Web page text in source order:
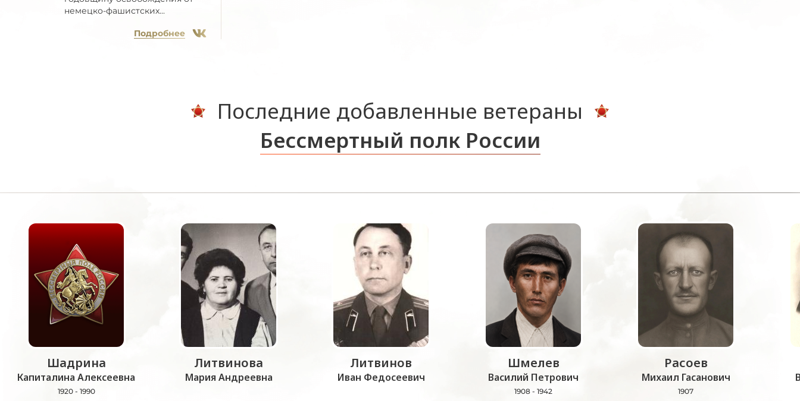
немецко-фашистских...
Подробнее
Последние добавленные ветераны
Бессмертный полк России
Шадрина
Капиталина Алексеевна
1920 - 1990
Литвинова
Мария Андреевна
Литвинов
Иван Федосеевич
Шмелев
Василий Петрович
1908 - 1942
Расоев
Михаил Гасанович
1907